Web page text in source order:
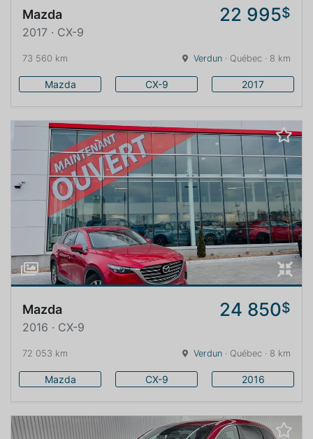
Mazda 22 995$
2017 · CX-9
73 560 km Verdun · Québec · 8 km
Mazda CX-9 2017
Mazda 24 850$
2016 · CX-9
72 053 km Verdun · Québec · 8 km
Mazda CX-9 2016